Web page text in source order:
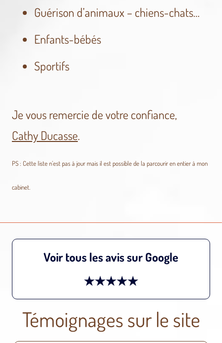
Guérison d’animaux – chiens-chats…
Enfants-bébés
Sportifs
Je vous remercie de votre confiance,
Cathy Ducasse.
PS : Cette liste n’est pas à jour mais il est possible de la parcourir en entier à mon
cabinet.
Voir tous les avis sur Google
★★★★★
Témoignages sur le site